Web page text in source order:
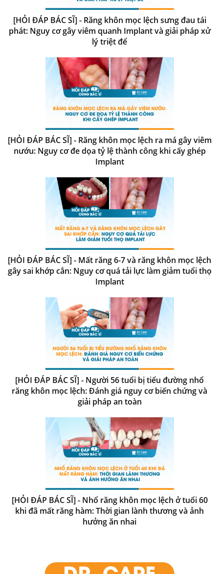
[HỎI ĐÁP BÁC SĨ] - Răng khôn mọc lệch sưng đau tái
phát: Nguy cơ gây viêm quanh Implant và giải pháp xử
lý triệt để
[HỎI ĐÁP BÁC SĨ] - Răng khôn mọc lệch ra má gây viêm
nướu: Nguy cơ đe dọa tỷ lệ thành công khi cấy ghép
Implant
[HỎI ĐÁP BÁC SĨ] - Mất răng 6-7 và răng khôn mọc lệch
gây sai khớp cắn: Nguy cơ quá tải lực làm giảm tuổi thọ
Implant
[HỎI ĐÁP BÁC SĨ] - Người 56 tuổi bị tiểu đường nhổ
răng khôn mọc lệch: Đánh giá nguy cơ biến chứng và
giải pháp an toàn
[HỎI ĐÁP BÁC SĨ] - Nhổ răng khôn mọc lệch ở tuổi 60
khi đã mất răng hàm: Thời gian lành thương và ảnh
hưởng ăn nhai